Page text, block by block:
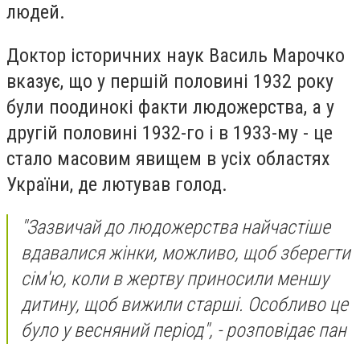
людей.
Доктор історичних наук Василь Марочко
вказує, що у першій половині 1932 року
були поодинокі факти людожерства, а у
другій половині 1932-го і в 1933-му - це
стало масовим явищем в усіх областях
України, де лютував голод.
"Зазвичай до людожерства найчастіше
вдавалися жінки, можливо, щоб зберегти
сім'ю, коли в жертву приносили меншу
дитину, щоб вижили старші. Особливо це
було у весняний період", - розповідає пан